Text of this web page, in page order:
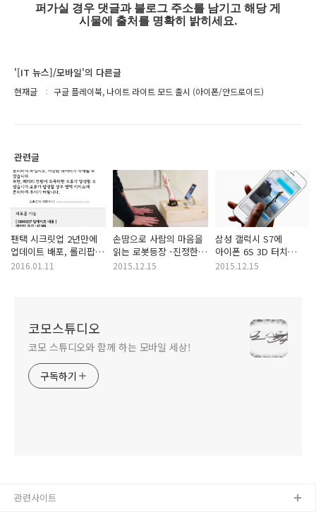
퍼가실 경우 댓글과 블로그 주소를 남기고 해당 게
시물에 출처를 명확히 밝히세요.
'[IT 뉴스]/모바일'의 다른글
현재글 구글 플레이북, 나이트 라이트 모드 출시 (아이폰/안드로이드)
관련글
팬택 시크릿업 2년만에
업데이트 배포, 롤리팝과
마시멜로우도
2016.01.11
손땀으로 사람의 마음을
읽는 로봇등장 -진정한
사랑테스트 로봇
2015.12.15
삼성 갤럭시 S7에
아이폰 6S 3D 터치
기능 탑재한다?
2015.12.15
코모스튜디오
코모 스튜디오와 함께 하는 모바일 세상!
구독하기
관련사이트